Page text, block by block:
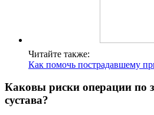
Читайте также:
Как помочь пострадавшему
Каковы риски операции по
сустава?